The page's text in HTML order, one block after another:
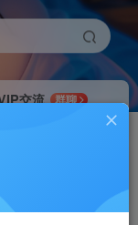
交流
群聊
研究探讨更多创业项目路子。